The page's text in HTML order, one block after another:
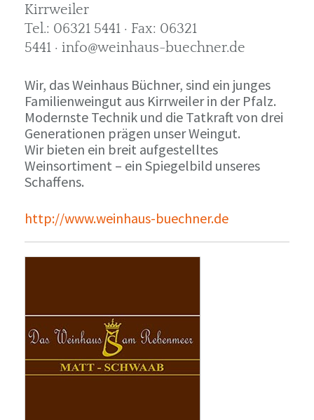
Kirrweiler
Tel.: 06321 5441 · Fax: 06321
5441 · info@weinhaus-buechner.de
Wir, das Weinhaus Büchner, sind ein junges
Familienweingut aus Kirrweiler in der Pfalz.
Modernste Technik und die Tatkraft von drei
Generationen prägen unser Weingut.
Wir bieten ein breit aufgestelltes
Weinsortiment – ein Spiegelbild unseres
Schaffens.
http://www.weinhaus-buechner.de